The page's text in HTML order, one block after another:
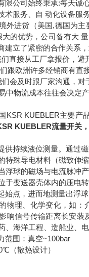
限公司始终秉承:每天诚
术服务、自 动化设备服
外进货（美国,德国为
的优势，公司备有大
建立了紧密的合作关系
直接从工厂拿报价，避
跟欧洲许多经销商有直
会及时跟厂家沟通，对
中物流成本往往会决定
KSR KUEBLER主要产
KUEBLER流量开关
供持续液位测量。通过
特殊导电材料（磁致伸
浮球的磁场与电流脉冲
于变送器壳体内的压电
始点，进而地测量出浮
物理、化学变化，如
响信号传输距离长安
、海洋工程、造船业、
范围：真空~100bar
（散热设计）